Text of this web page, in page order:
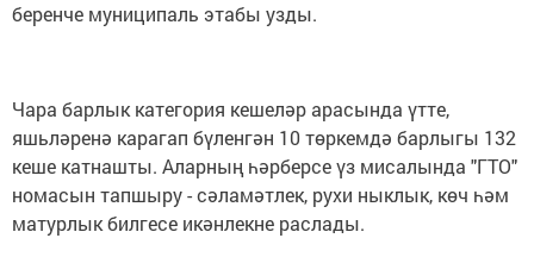
беренче муниципаль этабы узды.
Чара барлык категория кешеләр арасында үтте,
яшьләренә карагап бүленгән 10 төркемдә барлыгы 132
кеше катнашты. Аларның һәрберсе үз мисалында "ГТО"
номасын тапшыру - сәламәтлек, рухи ныклык, көч һәм
матурлык билгесе икәнлекне раслады.